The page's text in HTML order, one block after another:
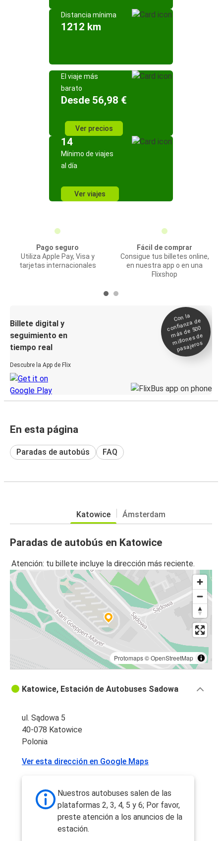
Distancia mínima
1212 km
El viaje más
barato
Desde 56,98 €
Ver precios
14
Mínimo de viajes
al día
Ver viajes
Pago seguro
Utiliza Apple Pay, Visa y
tarjetas internacionales
Fácil de comprar
Consigue tus billetes online,
en nuestra app o en una
Flixshop
Billete digital y
seguimiento en
tiempo real
Descubre la App de Flix
Con la
confianza de
más de 500
millones de
pasajeros
En esta página
Paradas de autobús FAQ
Katowice Ámsterdam
Paradas de autobús en Katowice
Atención: tu billete incluye la dirección más reciente.
Protomaps©OpenStreetMap
Katowice, Estación de Autobuses Sadowa
ul. Sądowa 5
40-078 Katowice
Polonia
Ver esta dirección en Google Maps
Nuestros autobuses salen de las
plataformas 2, 3, 4, 5 y 6; Por favor,
preste atención a los anuncios de la
estación.